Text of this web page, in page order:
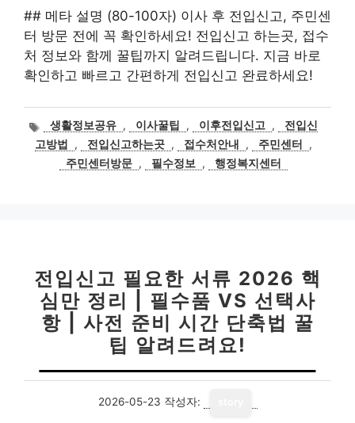
## 메타 설명 (80-100자) 이사 후 전입신고, 주민센
터 방문 전에 꼭 확인하세요! 전입신고 하는곳, 접수
처 정보와 함께 꿀팁까지 알려드립니다. 지금 바로
확인하고 빠르고 간편하게 전입신고 완료하세요!
태
그
생활정보공유 , 이사꿀팁 , 이후전입신고 ,
전입신
고방법
, 전입신고하는곳 , 접수처안내 , 주민센터
,
주민센터방문 , 필수정보 , 행정복지센터
전입신고 필요한 서류 2026 핵
심만 정리 | 필수품 VS 선택사
항 | 사전 준비 시간 단축법 꿀
팁 알려드려요!
2026-05-23 작성자: